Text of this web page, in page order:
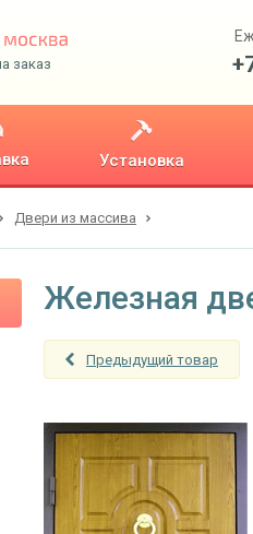
заказ
Установка
Двери из массива
Железная
Предыдущий товар